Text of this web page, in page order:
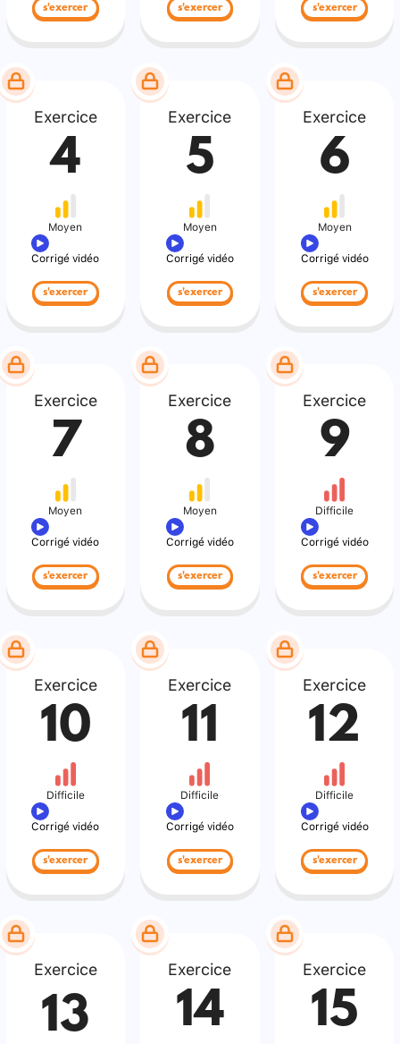
s'exercer s'exercer s'exercer
Exercice
4
Moyen
Corrigé vidéo
s'exercer
Exercice
5
Moyen
Corrigé vidéo
s'exercer
Exercice
6
Moyen
Corrigé vidéo
s'exercer
Exercice
7
Moyen
Corrigé vidéo
s'exercer
Exercice
8
Moyen
Corrigé vidéo
s'exercer
Exercice
9
Difficile
Corrigé vidéo
s'exercer
Exercice
10
Difficile
Corrigé vidéo
s'exercer
Exercice
11
Difficile
Corrigé vidéo
s'exercer
Exercice
12
Difficile
Corrigé vidéo
s'exercer
Exercice
13
Exercice
14
Exercice
15